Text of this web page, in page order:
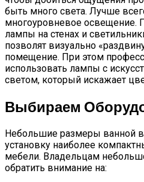
быть много света. Лучше
многоуровневое освещение.
лампы на стенах и
позволят визуально
помещение. При этом
использовать лампы с
светом, который искажает
Выбираем
Небольшие размеры ванной
установку наиболее
мебели. Владельцам
обратить внимание на: